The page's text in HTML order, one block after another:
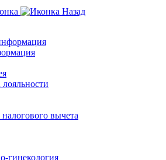
Назад
вычета
гинекология